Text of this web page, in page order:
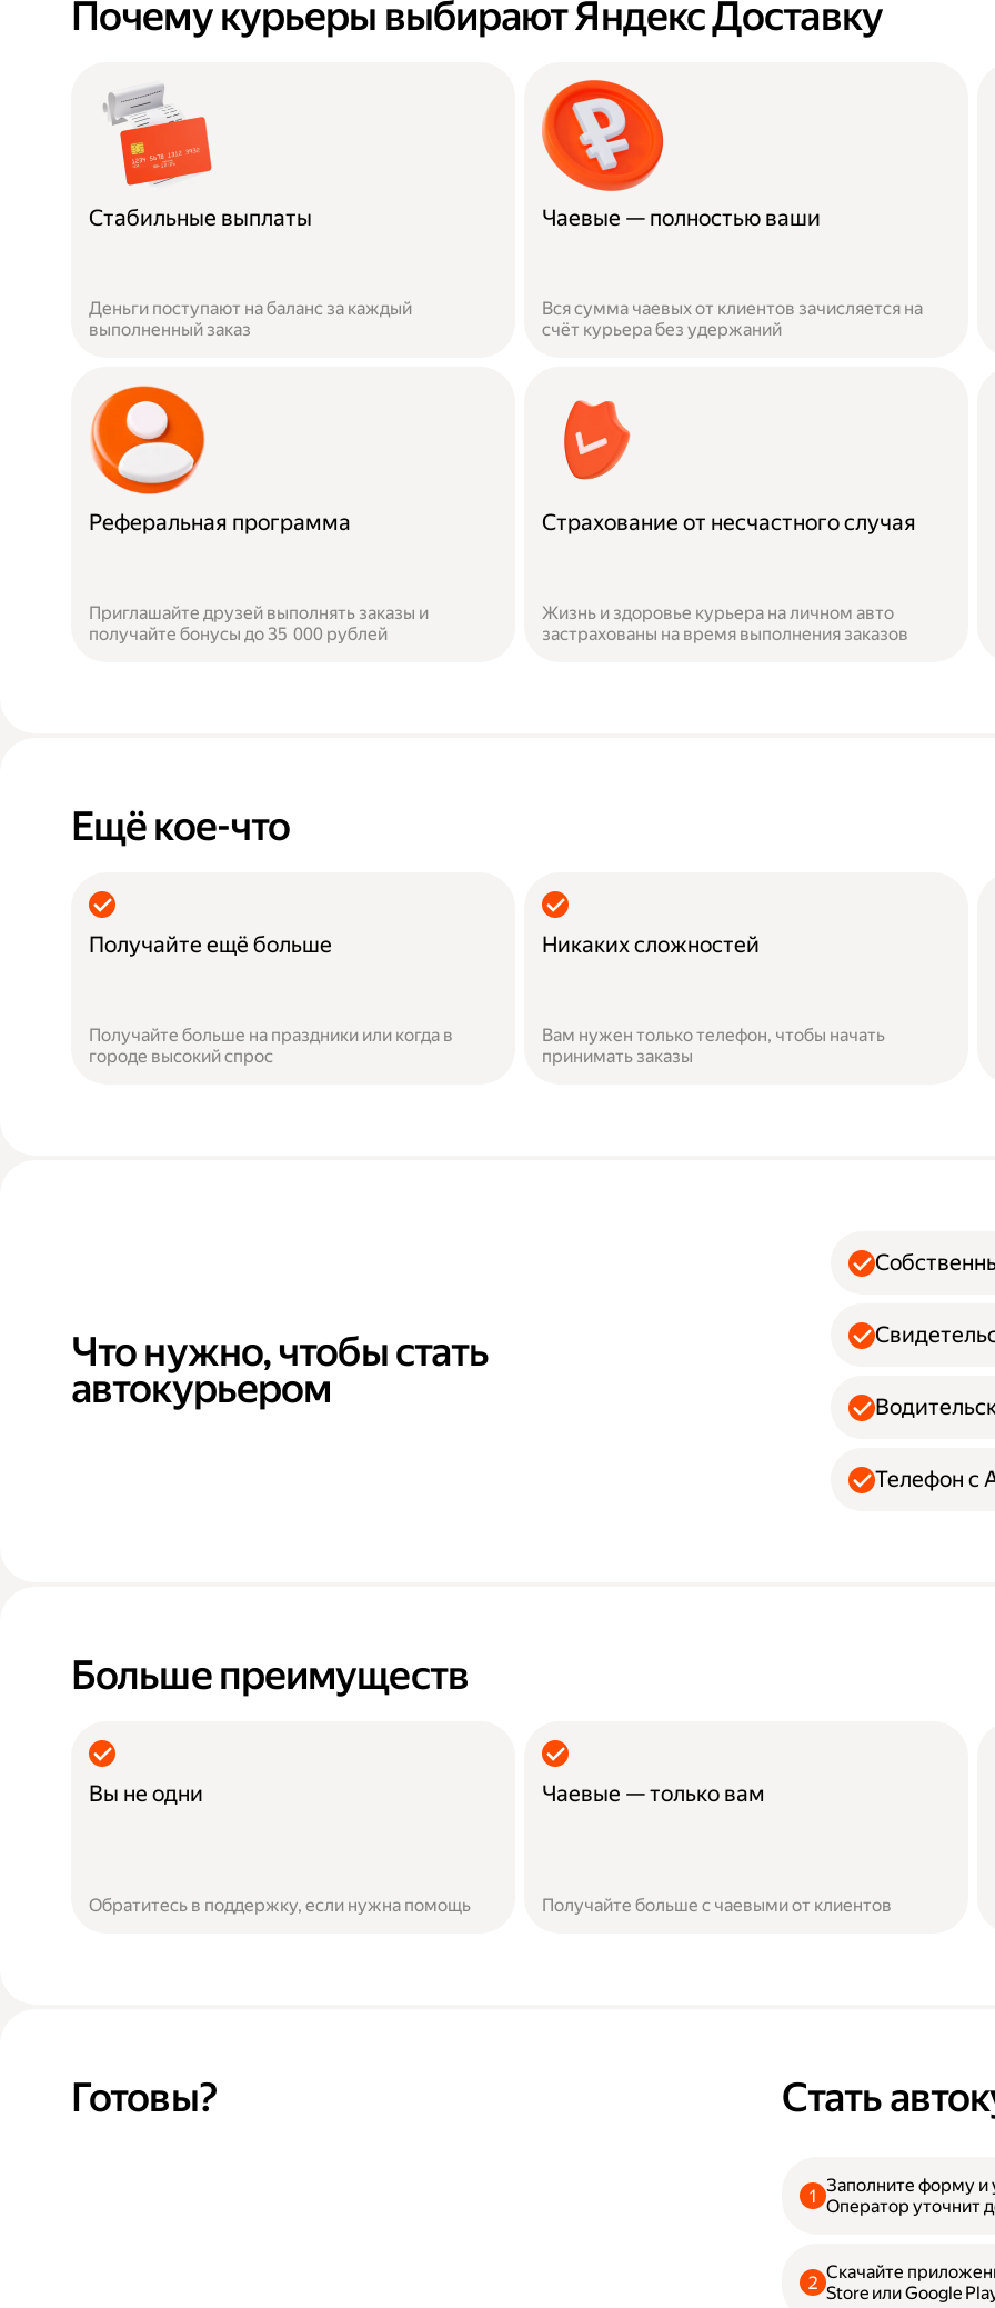
Почему курьеры выбирают Яндекс Доставку
Стабильные выплаты
Деньги поступают на баланс за каждый
выполненный заказ
Чаевые — полностью ваши
Вся сумма чаевых от клиентов зачисляется на
счёт курьера без удержаний
Реферальная программа
Приглашайте друзей выполнять заказы и
получайте бонусы до 35 000 рублей
Страхование от несчастного случая
Жизнь и здоровье курьера на личном авто
застрахованы на время выполнения заказов
Ещё кое-что
Получайте ещё больше
Получайте больше на праздники или когда в
городе высокий спрос
Никаких сложностей
Вам нужен только телефон, чтобы начать
принимать заказы
Что нужно, чтобы стать
автокурьером
Телефон с
Больше преимуществ
Вы не одни
Обратитесь в поддержку, если нужна помощь
Чаевые — только вам
Получайте больше с чаевыми от клиентов
Готовы? Стать
Заполните форму и
Оператор уточнит
Скачайте
Store или Google